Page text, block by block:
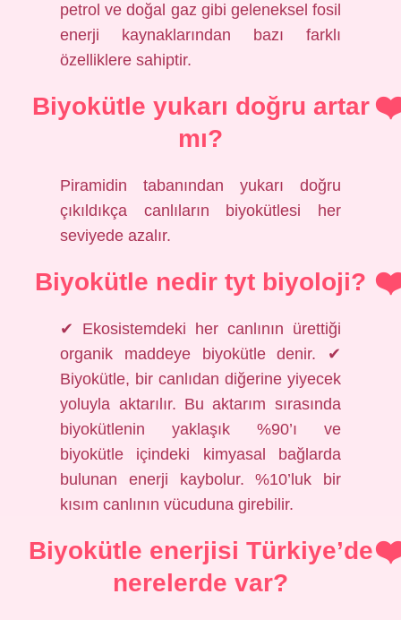
petrol ve doğal gaz gibi geleneksel fosil
enerji kaynaklarından bazı farklı
özelliklere sahiptir.
Biyokütle yukarı doğru artar
mı?
Piramidin tabanından yukarı doğru
çıkıldıkça canlıların biyokütlesi her
seviyede azalır.
Biyokütle nedir tyt biyoloji?
✔ Ekosistemdeki her canlının ürettiği
organik maddeye biyokütle denir. ✔
Biyokütle, bir canlıdan diğerine yiyecek
yoluyla aktarılır. Bu aktarım sırasında
biyokütlenin yaklaşık %90’ı ve
biyokütle içindeki kimyasal bağlarda
bulunan enerji kaybolur. %10’luk bir
kısım canlının vücuduna girebilir.
Biyokütle enerjisi Türkiye’de
nerelerde var?